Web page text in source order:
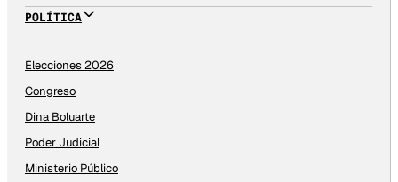
POLÍTICA
Elecciones 2026
Congreso
Dina Boluarte
Poder Judicial
Ministerio Público